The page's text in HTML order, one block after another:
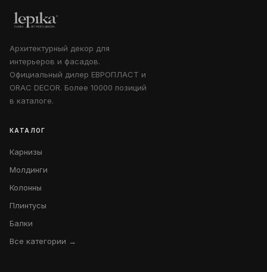
Архитектурный декор для
интерьеров и фасадов.
Официальный дилер ЕВРОПЛАСТ и
ORAC DECOR. Более 10000 позиций
в каталоге.
КАТАЛОГ
Карнизы
Молдинги
Колонны
Плинтусы
Балки
Все категории →